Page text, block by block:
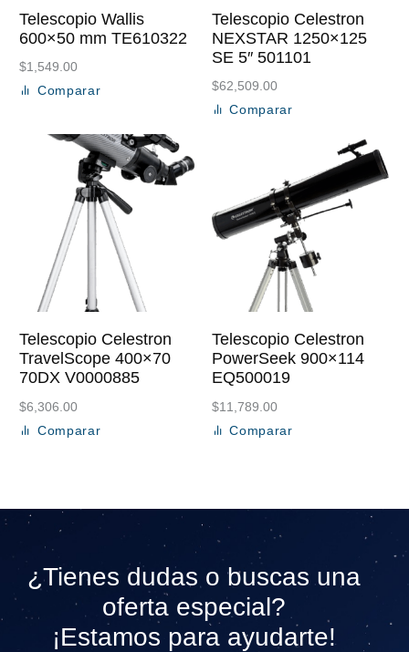
Telescopio Wallis
600×50 mm TE610322
$1,549.00
Añadir al carrito
Comparar
Telescopio Celestron
NEXSTAR 1250×125
SE 5″ 501101
$62,509.00
Añadir al carrito
Comparar
Telescopio Celestron
TravelScope 400×70
70DX V0000885
$6,306.00
Añadir al carrito
Comparar
Telescopio Celestron
PowerSeek 900×114
EQ500019
$11,789.00
Añadir al carrito
Comparar
¿Tienes dudas o buscas una
oferta especial?
¡Estamos para ayudarte!